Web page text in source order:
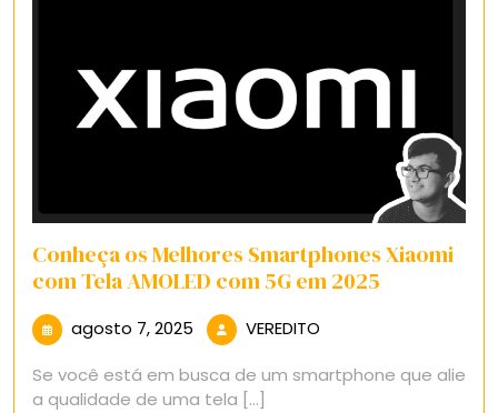
Conheça os Melhores Smartphones Xiaomi
com Tela AMOLED com 5G em 2025
agosto 7, 2025 agosto
2025
VEREDITO
Se você está em busca de um smartphone que alie
a qualidade de uma tela [...]